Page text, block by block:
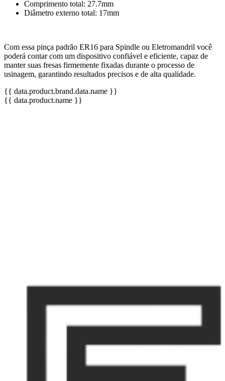
Comprimento total: 27.7mm
Diâmetro externo total: 17mm
Com essa pinça padrão ER16 para Spindle ou Eletromandril você
poderá contar com um dispositivo confiável e eficiente, capaz de
manter suas fresas firmemente fixadas durante o processo de
usinagem, garantindo resultados precisos e de alta qualidade.
{{ data.product.brand.data.name }}
{{ data.product.name }}